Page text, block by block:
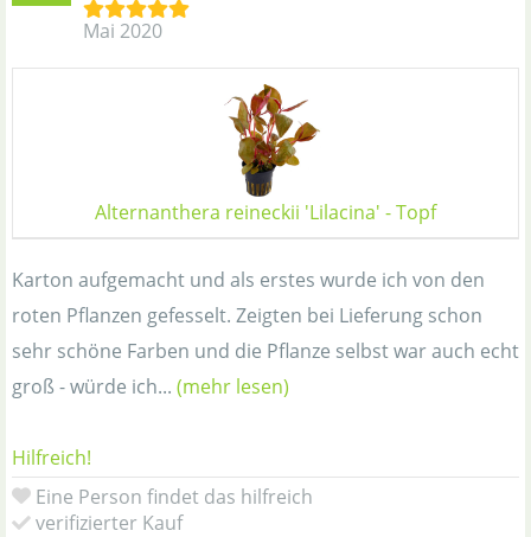
Mai 2020
Alternanthera reineckii 'Lilacina' - Topf
Karton aufgemacht und als erstes wurde ich von den
roten Pflanzen gefesselt. Zeigten bei Lieferung schon
sehr schöne Farben und die Pflanze selbst war auch echt
groß - würde ich... (mehr lesen)
Hilfreich!
Eine Person findet das hilfreich
verifizierter Kauf